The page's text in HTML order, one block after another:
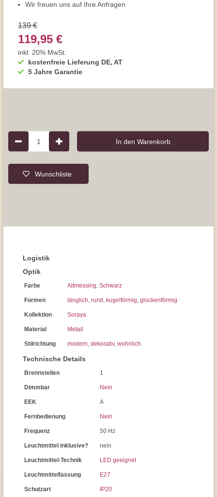
Wir freuen uns auf Ihre Anfragen
kostenfreie Lieferung DE, AT
5 Jahre Garantie
139 €
119,95 €
inkl. 20% MwSt.
1 In den Warenkorb
Wunschliste
Logistik
Optik
Farbe Altmessing, Schwarz
Formen länglich, rund , kugelförmig, glockenförmig
Kollektion Soraya
Material Metall
Stilrichtung modern, dekorativ, wohnlich
Technische Details
Brennstellen 1
Dimmbar Nein
EEK A
Fernbedienung Nein
Frequenz 50 Hz
Leuchtmittel inklusive? nein
Leuchtmittel-Technik LED geeignet
Leuchtmittelfassung E27
Schutzart IP20